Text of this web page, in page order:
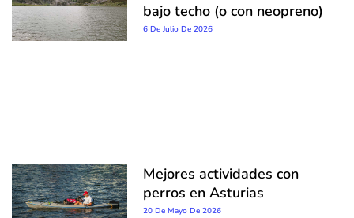
bajo techo (o con neopreno)
6 De Julio De 2026
Mejores actividades con
perros en Asturias
20 De Mayo De 2026